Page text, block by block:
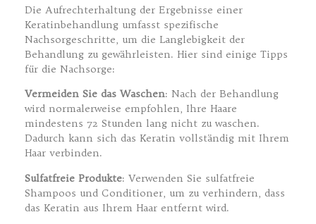
Die Aufrechterhaltung der Ergebnisse einer
Keratinbehandlung umfasst spezifische
Nachsorgeschritte, um die Langlebigkeit der
Behandlung zu gewährleisten. Hier sind einige Tipps
für die Nachsorge:
Vermeiden Sie das Waschen: Nach der Behandlung
wird normalerweise empfohlen, Ihre Haare
mindestens 72 Stunden lang nicht zu waschen.
Dadurch kann sich das Keratin vollständig mit Ihrem
Haar verbinden.
Sulfatfreie Produkte: Verwenden Sie sulfatfreie
Shampoos und Conditioner, um zu verhindern, dass
das Keratin aus Ihrem Haar entfernt wird.